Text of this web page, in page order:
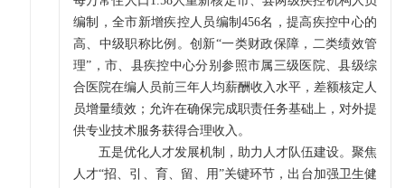
编制，全市新增疾控人员编制456名，提高疾控中心的
高、中级职称比例。创新“一类财政保障，二类绩效管
理”，市、县疾控中心分别参照市属三级医院、县级综
合医院在编人员前三年人均薪酬收入水平，差额核定人
员增量绩效；允许在确保完成职责任务基础上，对外提
供专业技术服务获得合理收入。
五是优化人才发展机制，助力人才队伍建设。聚焦
人才“招、引、育、留、用”关键环节，出台加强卫生健